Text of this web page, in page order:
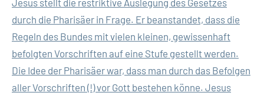
Jesus stellt die restriktive Auslegung des Gesetzes
durch die Pharisäer in Frage. Er beanstandet, dass die
Regeln des Bundes mit vielen kleinen, gewissenhaft
befolgten Vorschriften auf eine Stufe gestellt werden.
Die Idee der Pharisäer war, dass man durch das Befolgen
aller Vorschriften (!) vor Gott bestehen könne. Jesus